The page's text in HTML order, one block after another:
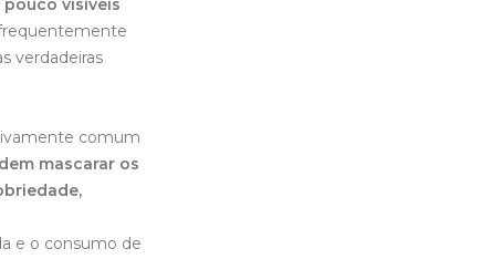
visíveis
verdadeiras
comum
mascarar os
e o consumo de